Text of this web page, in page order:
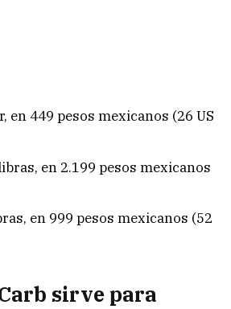
en 449 pesos mexicanos (26 US
en 2.199 pesos mexicanos
en 999 pesos mexicanos (52
sirve para